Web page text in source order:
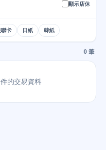
顯示店休
聯卡 日紙 韓紙
0 筆
的交易資料